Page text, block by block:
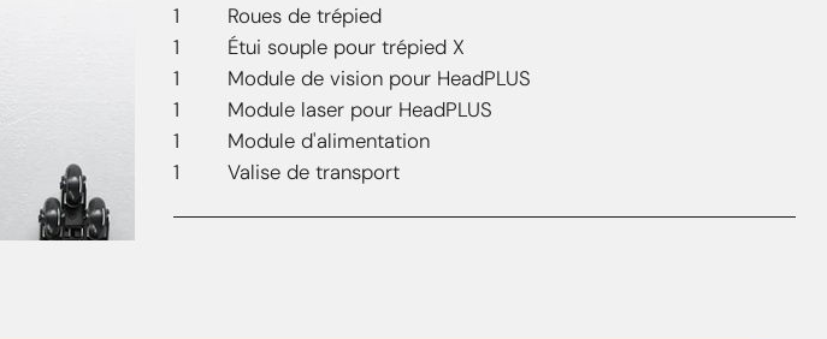
1 Roues de trépied
1 Étui souple pour trépied X
1 Module de vision pour HeadPLUS
1 Module laser pour HeadPLUS
1 Module d'alimentation
1 Valise de transport